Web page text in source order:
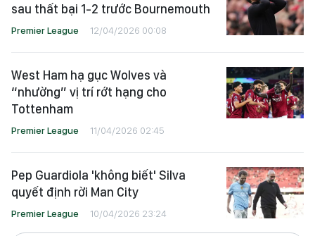
sau thất bại 1-2 trước Bournemouth
Premier League 12/04/2026 00:08
West Ham hạ gục Wolves và
“nhường” vị trí rớt hạng cho
Tottenham
Premier League 11/04/2026 02:45
Pep Guardiola 'không biết' Silva
quyết định rời Man City
Premier League 10/04/2026 23:24